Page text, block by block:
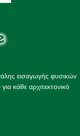
εισαγωγής φυσικών
κάθε αρχιτεκτονικό